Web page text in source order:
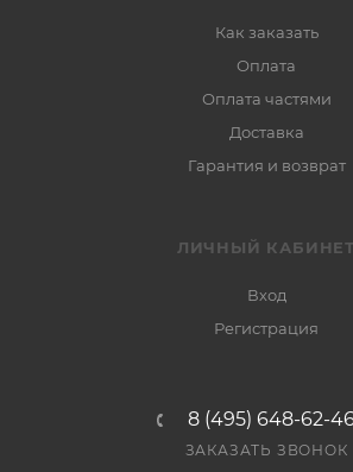
Как заказать
Оплата
Оплата частями
Доставка
Гарантия и возврат
ЛИЧНЫЙ КАБИНЕТ
Вход
Регистрация
8 (495) 648-62-
ЗАКАЗАТЬ ЗВОНОК